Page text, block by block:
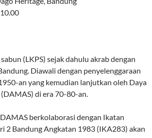
(LKPS) sejak dahulu akrab dengan
Diawali dengan penyelenggaraan
an yang kemudian lanjutkan oleh Daya
di era 70-80-an.
berkolaborasi dengan Ikatan
2 Bandung Angkatan 1983 (IKA283) akan